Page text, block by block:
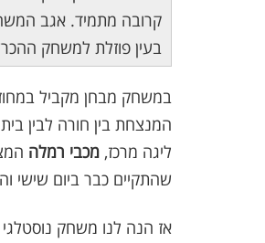
קרובה מתמיד. אגב
בעין פוזלת למשחק
במשחק מבחן מקביל
המנצחת בין חורה לבין
ליגה מרכז, מכבי רמלה
שהתקיים כבר ביום שישי
אז הנה לנו משחק